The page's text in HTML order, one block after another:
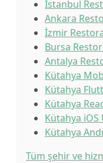
İstanbul
Ankara
İzmir
Bursa
Antalya
Kütahya
Kütahya
Kütahya
Kütahya
Kütahya
Tüm şehir ve